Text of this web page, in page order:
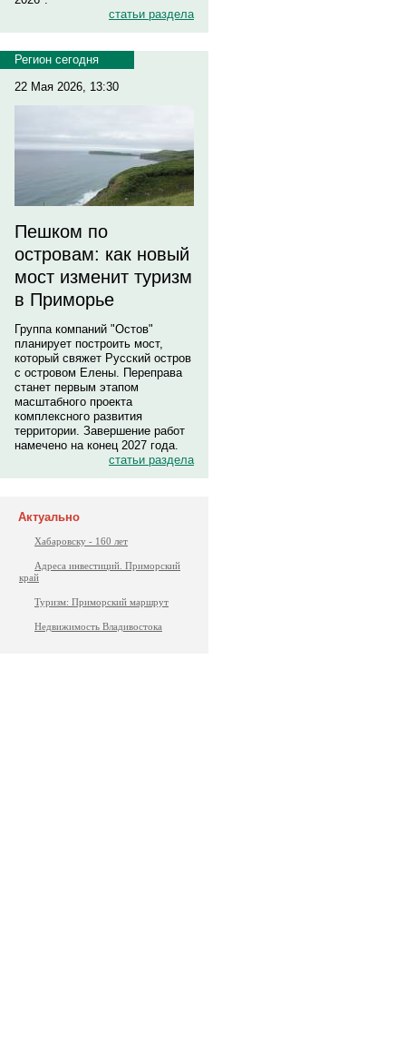
статьи раздела
Регион сегодня
22 Мая 2026, 13:30
Пешком по
островам: как новый
мост изменит туризм
в Приморье
Группа компаний "Остов"
планирует построить мост,
который свяжет Русский остров
с островом Елены. Переправа
станет первым этапом
масштабного проекта
комплексного развития
территории. Завершение работ
намечено на конец 2027 года.
статьи раздела
Актуально
Хабаровску - 160 лет
Адреса инвестиций. Приморский
край
Туризм: Приморский маршрут
Недвижимость Владивостока